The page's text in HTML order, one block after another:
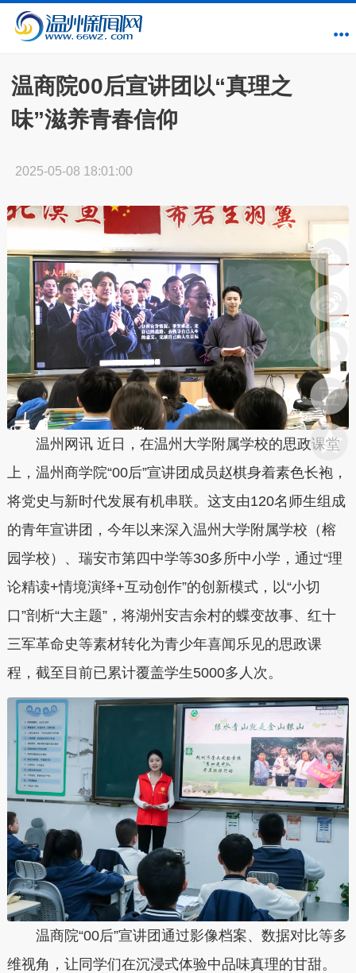
温商院00后宣讲团以“真理之
味”滋养青春信仰
2025-05-08 18:01:00
温州网讯 近日，在温州大学附属学校的思政课堂
上，温州商学院“00后”宣讲团成员赵棋身着素色长袍，
将党史与新时代发展有机串联。这支由120名师生组成
的青年宣讲团，今年以来深入温州大学附属学校（榕
园学校）、瑞安市第四中学等30多所中小学，通过“理
论精读+情境演绎+互动创作”的创新模式，以“小切
口”剖析“大主题”，将湖州安吉余村的蝶变故事、红十
三军革命史等素材转化为青少年喜闻乐见的思政课
程，截至目前已累计覆盖学生5000多人次。
温商院“00后”宣讲团通过影像档案、数据对比等多
维视角，让同学们在沉浸式体验中品味真理的甘甜。